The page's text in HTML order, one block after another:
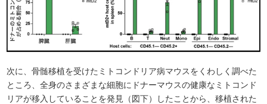
次に、骨髄移植を受けたミトコンドリア病マウスをくわしく調べた
ところ、全身のさまざまな細胞にドナーマウスの健康なミトコンド
リアが移入していることを発見（図下）したことから、移植された